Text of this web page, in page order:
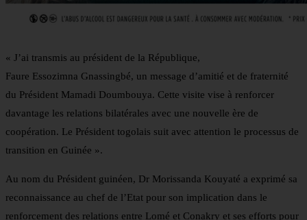
« J’ai transmis au président de la République,
Faure Essozimna Gnassingbé, un message d’amitié et de fraternité
du Président Mamadi Doumbouya. Cette visite vise à renforcer
davantage les relations bilatérales avec une nouvelle ère de
coopération. Le Président togolais suit avec attention le processus de
transition en Guinée ».
Au nom du Président guinéen, Dr Morissanda Kouyaté a exprimé sa
reconnaissance au chef de l’Etat pour son implication dans le
renforcement des relations entre Lomé et Conakry et ses efforts pour